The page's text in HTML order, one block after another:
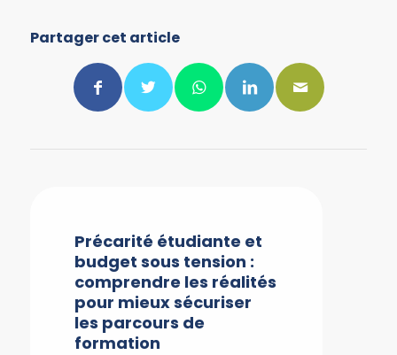
Partager cet article
Précarité étudiante et
budget sous tension :
comprendre les réalités
pour mieux sécuriser
les parcours de
formation